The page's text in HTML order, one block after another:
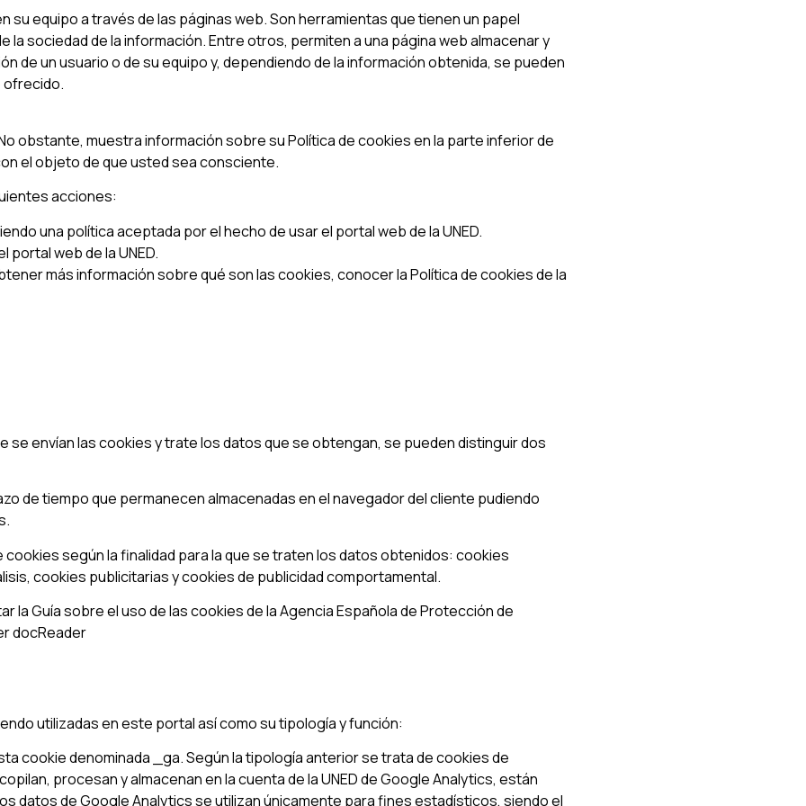
equipo a través de las páginas web. Son herramientas que tienen un papel
sociedad de la información. Entre otros, permiten a una página web almacenar y
de un usuario o de su equipo y, dependiendo de la información obtenida, se pueden
ofrecido.
obstante, muestra información sobre su Política de cookies en la parte inferior de
el objeto de que usted sea consciente.
acciones:
una política aceptada por el hecho de usar el portal web de la UNED.
portal web de la UNED.
más información sobre qué son las cookies, conocer la Política de cookies de la
se envían las cookies y trate los datos que se obtengan, se pueden distinguir dos
de tiempo que permanecen almacenadas en el navegador del cliente pudiendo
según la finalidad para la que se traten los datos obtenidos: cookies
cookies publicitarias y cookies de publicidad comportamental.
Guía sobre el uso de las cookies de la Agencia Española de Protección de
docReader
utilizadas en este portal así como su tipología y función:
cookie denominada _ga. Según la tipología anterior se trata de cookies de
procesan y almacenan en la cuenta de la UNED de Google Analytics, están
datos de Google Analytics se utilizan únicamente para fines estadísticos, siendo el